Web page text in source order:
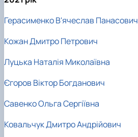
Герасименко В'ячеслав Панасович
Кожан Дмитро Петрович
Луцька Наталія Миколаївна
Єгоров Віктор Богданович
Савенко Ольга Сергіївна
Ковальчук Дмитро Андрійович